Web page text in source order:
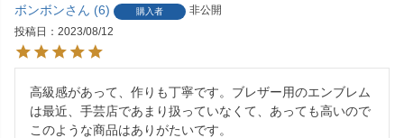
ボンボン 6 購入者
非公開
投稿日
2023/08/12
高級感があって、作りも丁寧です。ブレザー用のエンブレム
は最近、手芸店であまり扱っていなくて、あっても高いので
このような商品はありがたいです。